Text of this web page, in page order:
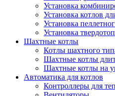
Установка
Установка котлов
Установка
Установка
Шахтные котлы
Котлы шахтного
Шахтные котлы
Шахтные котлы на
Автоматика для котлов
Контроллеры для